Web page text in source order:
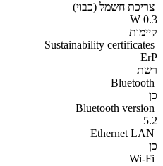
צריכת חשמל (כבוי)
0.3 W
קיימות
Sustainability certificates
ErP
רשת
Bluetooth
כן
Bluetooth version
5.2
Ethernet LAN
כן
Wi-Fi